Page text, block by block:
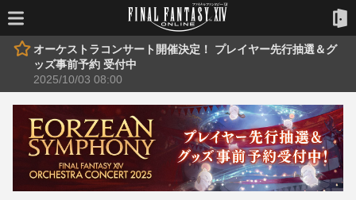
オーケストラコンサート開催決定！ プレイヤー先行抽選＆グ
ッズ事前予約 受付中
2025/10/03 08:00